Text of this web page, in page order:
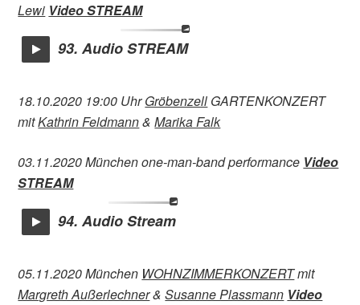
Lewi Video STREAM
93. Audio STREAM
18.10.2020 19:00 UhrGröbenzell GARTENKONZERT
mitKathrin Feldmann&Marika Falk
03.11.2020 München one-man-band performance Video
STREAM
94. Audio Stream
05.11.2020 München WOHNZIMMERKONZERTmit
Margreth Außerlechner&Susanne Plassmann Video